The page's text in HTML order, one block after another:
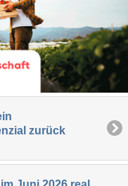
zurück